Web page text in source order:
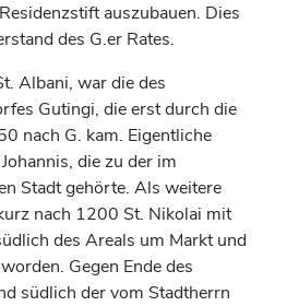
auszubauen. Dies
des G.er Rates.
Albani, war die des
Gutingi, die erst durch die
nach G. kam. Eigentliche
die zu der im
Stadt gehörte. Als weitere
nach 1200 St. Nikolai mit
des Areals um Markt und
Gegen Ende des
südlich der vom Stadtherrn